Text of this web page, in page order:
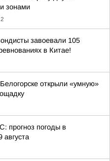
зонами
завоевали 105
в Китае!
открыли «умную»
прогноз погоды в
августа